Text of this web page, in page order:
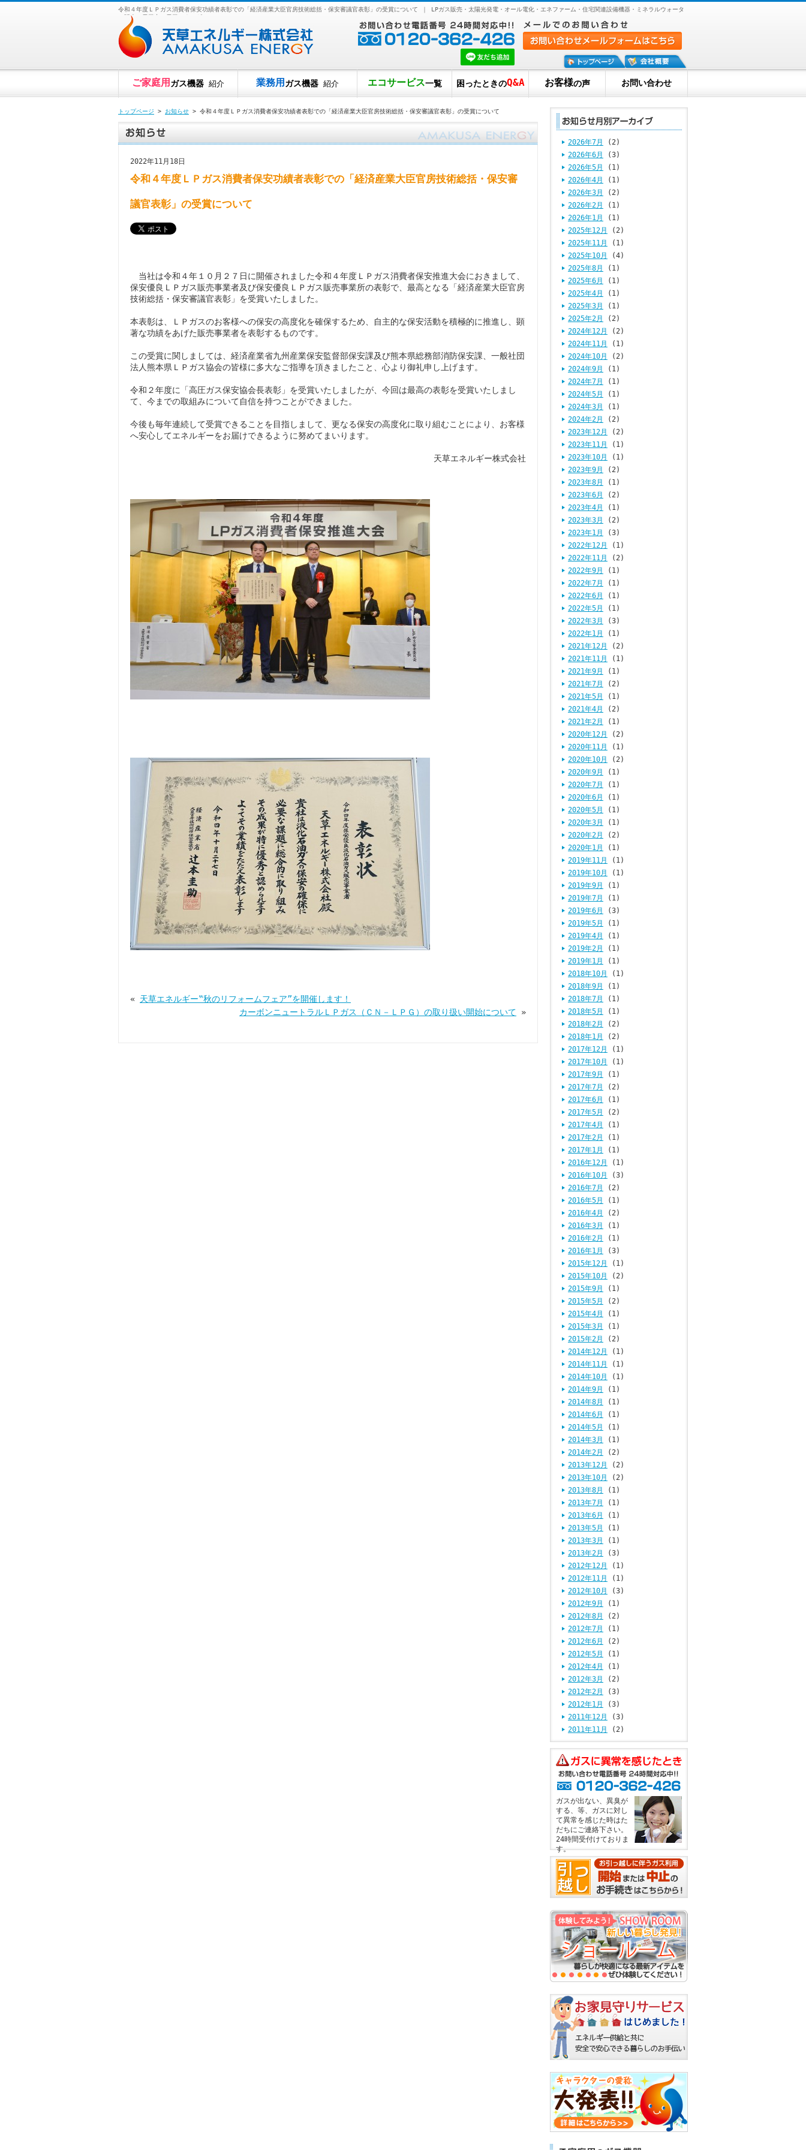
令和４年度ＬＰガス消費者保安功績者表彰での「経済産業大臣官房技術総括・保安審議官表彰」の受賞について ｜ LPガス販売・太陽光発電・オール電化・エネファーム・住宅関連設備機器・ミネラルウォータ
ー販売は天草市の天草エネルギー
ご家庭用 ガス機器 紹介 業務用 ガス機器 紹介 エコサービス一覧 困ったときのQ&A お客様の声 お問い合わせ
トップページ > お知らせ > 令和４年度ＬＰガス消費者保安功績者表彰での「経済産業大臣官房技術総括・保安審議官表彰」の受賞について
2022年11月18日
令和４年度ＬＰガス消費者保安功績者表彰での「経済産業大臣官房技術総括・保安審
議官表彰」の受賞について
当社は令和４年１０月２７日に開催されました令和４年度ＬＰガス消費者保安推進大会におきまして、
保安優良ＬＰガス販売事業者及び保安優良ＬＰガス販売事業所の表彰で、最高となる「経済産業大臣官房
技術総括・保安審議官表彰」を受賞いたしました。
本表彰は、ＬＰガスのお客様への保安の高度化を確保するため、自主的な保安活動を積極的に推進し、顕
著な功績をあげた販売事業者を表彰するものです。
この受賞に関しましては、経済産業省九州産業保安監督部保安課及び熊本県総務部消防保安課、一般社団
法人熊本県ＬＰガス協会の皆様に多大なご指導を頂きましたこと、心より御礼申し上げます。
令和２年度に「高圧ガス保安協会長表彰」を受賞いたしましたが、今回は最高の表彰を受賞いたしまし
て、今までの取組みについて自信を持つことができました。
今後も毎年連続して受賞できることを目指しまして、更なる保安の高度化に取り組むことにより、お客様
へ安心してエネルギーをお届けできるように努めてまいります。
天草エネルギー株式会社
« 天草エネルギー‟秋のリフォームフェア”を開催します！
カーボンニュートラルＬＰガス（ＣＮ－ＬＰＧ）の取り扱い開始について »
2026年7月
(2)
2026年6月
(3)
2026年5月
(1)
2026年4月
(1)
2026年3月
(2)
2026年2月
(1)
2026年1月
(1)
2025年12月
(2)
2025年11月
(1)
2025年10月
(4)
2025年8月
(1)
2025年6月
(1)
2025年4月
(1)
2025年3月
(1)
2025年2月
(2)
2024年12月
(2)
2024年11月
(1)
2024年10月
(2)
2024年9月
(1)
2024年7月
(1)
2024年5月
(1)
2024年3月
(1)
2024年2月
(2)
2023年12月
(2)
2023年11月
(1)
2023年10月
(1)
2023年9月
(2)
2023年8月
(1)
2023年6月
(2)
2023年4月
(1)
2023年3月
(2)
2023年1月
(3)
2022年12月
(1)
2022年11月
(2)
2022年9月
(1)
2022年7月
(1)
2022年6月
(1)
2022年5月
(1)
2022年3月
(3)
2022年1月
(1)
2021年12月
(2)
2021年11月
(1)
2021年9月
(1)
2021年7月
(2)
2021年5月
(1)
2021年4月
(2)
2021年2月
(1)
2020年12月
(2)
2020年11月
(1)
2020年10月
(2)
2020年9月
(1)
2020年7月
(1)
2020年6月
(1)
2020年5月
(1)
2020年3月
(1)
2020年2月
(2)
2020年1月
(1)
2019年11月
(1)
2019年10月
(1)
2019年9月
(1)
2019年7月
(1)
2019年6月
(3)
2019年5月
(1)
2019年4月
(1)
2019年2月
(1)
2019年1月
(1)
2018年10月
(1)
2018年9月
(1)
2018年7月
(1)
2018年5月
(1)
2018年2月
(2)
2018年1月
(2)
2017年12月
(1)
2017年10月
(1)
2017年9月
(1)
2017年7月
(2)
2017年6月
(1)
2017年5月
(2)
2017年4月
(1)
2017年2月
(1)
2017年1月
(1)
2016年12月
(1)
2016年10月
(3)
2016年7月
(2)
2016年5月
(1)
2016年4月
(2)
2016年3月
(1)
2016年2月
(1)
2016年1月
(3)
2015年12月
(1)
2015年10月
(2)
2015年9月
(1)
2015年5月
(2)
2015年4月
(1)
2015年3月
(1)
2015年2月
(2)
2014年12月
(1)
2014年11月
(1)
2014年10月
(1)
2014年9月
(1)
2014年8月
(1)
2014年6月
(1)
2014年5月
(1)
2014年3月
(1)
2014年2月
(2)
2013年12月
(2)
2013年10月
(2)
2013年8月
(1)
2013年7月
(1)
2013年6月
(1)
2013年5月
(1)
2013年3月
(1)
2013年2月
(3)
2012年12月
(1)
2012年11月
(1)
2012年10月
(3)
2012年9月
(1)
2012年8月
(2)
2012年7月
(1)
2012年6月
(2)
2012年5月
(1)
2012年4月
(1)
2012年3月
(2)
2012年2月
(3)
2012年1月
(3)
2011年12月
(3)
2011年11月
(2)
ガスが出ない、異臭が
する、等、ガスに対し
て異常を感じた時はた
だちにご連絡下さい。
24時間受付けておりま
す。